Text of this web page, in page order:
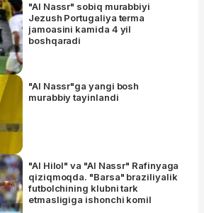
"Al Nassr" sobiq murabbiyi
Jezush Portugaliya terma
jamoasini kamida 4 yil
boshqaradi
"Al Nassr"ga yangi bosh
murabbiy tayinlandi
"Al Hilol" va "Al Nassr" Rafinyaga
qiziqmoqda. "Barsa" braziliyalik
futbolchining klubni tark
etmasligiga ishonchi komil